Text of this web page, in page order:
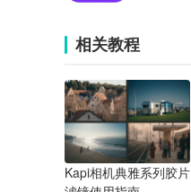
相关教程
Kapi相机典雅系列胶片